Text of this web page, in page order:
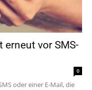
erneut vor SMS-
0
oder einer E-Mail, die